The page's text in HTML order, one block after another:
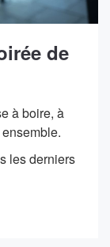
de
à boire, à
les derniers